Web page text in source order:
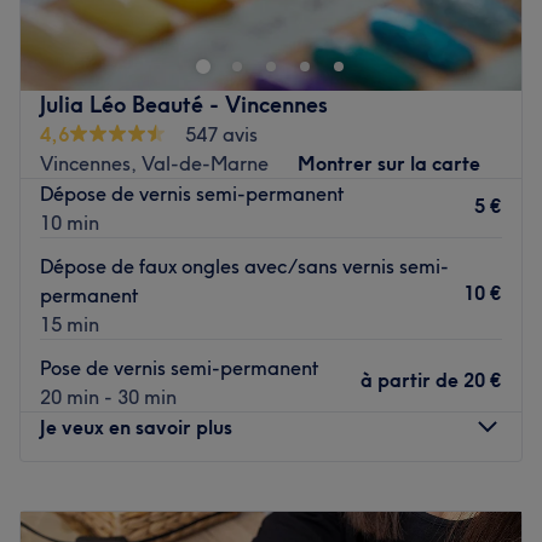
homme et femme ainsi que dans les soins capillaires.
Transport public le plus proche
À seulement quelques pas de la station de métro Saint-
Mandé, garantissant une accessibilité pratique.
L’équipe
Cristina accueille ses client·es avec attention et expertise,
pour des prestations capillaires soignées et
personnalisées, dans un cadre agréable et bienveillant.
Nos coups de cœur :
L’atmosphère : un cocon intime et doux, parfait pour
Les spécialités de l’établissement : la coiffure homme et
femme, et les soins capillaires.
Julia Léo Beauté - Vincennes
4,6
547 avis
Vincennes, Val-de-Marne
Montrer sur la carte
Dépose de vernis semi-permanent
10 min
5 €
Dépose de faux ongles avec/sans vernis semi-
permanent
15 min
10 €
Pose de vernis semi-permanent
20 min - 30 min
à partir de 20 €
Je veux en savoir plus
Mardi
10:00
19:15